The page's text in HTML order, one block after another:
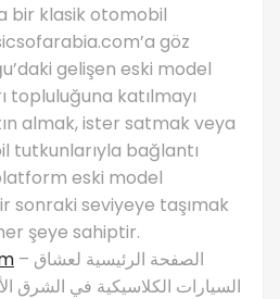
bir klasik otomobil
göz
gelişen eski model
topluluğuna katılmayı
almak, ister satmak veya
tutkunlarıyla bağlantı
eski model
sonraki seviyeye taşımak
şeye sahiptir.
– الصفحة الرئيسية لعشاق
السيارات الكلاسيكية في الشرق